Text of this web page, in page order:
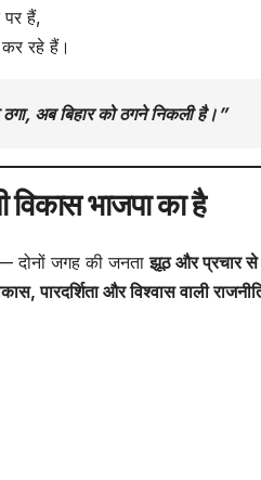
हैं,
रहे हैं।
अब बिहार को ठगने निकली है।”
भाजपा का है
— दोनों जगह की जनताझूठ और प्रचार से
पारदर्शिता और विश्वास वाली